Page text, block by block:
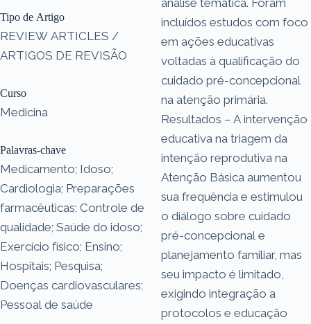
Tipo de Artigo
REVIEW ARTICLES /
ARTIGOS DE REVISÃO
Curso
Medicina
Palavras-chave
Medicamento; Idoso;
Cardiologia; Preparações
farmacêuticas; Controle de
qualidade; Saúde do idoso;
Exercício físico; Ensino;
Hospitais; Pesquisa;
Doenças cardiovasculares;
Pessoal de saúde
incluídos estudos com foco
em ações educativas
voltadas à qualificação do
cuidado pré-concepcional
na atenção primária.
Resultados – A intervenção
educativa na triagem da
intenção reprodutiva na
Atenção Básica aumentou
sua frequência e estimulou
o diálogo sobre cuidado
pré-concepcional e
planejamento familiar, mas
seu impacto é limitado,
exigindo integração a
protocolos e educação